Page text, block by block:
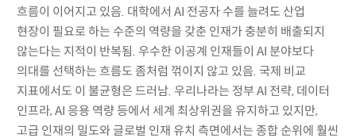
흐름이 이어지고 있음. 대학에서 AI 전공자 수를 늘려도 산업
현장이 필요로 하는 수준의 역량을 갖춘 인재가 충분히 배출되지
않는다는 지적이 반복됨. 우수한 이공계 인재들이 AI 분야보다
의대를 선택하는 흐름도 좀처럼 꺾이지 않고 있음. 국제 비교
지표에서도 이 불균형은 드러남. 우리나라는 정부 AI 전략, 데이터
인프라, AI 응용 역량 등에서 세계 최상위권을 유지하고 있지만,
고급 인재의 밀도와 글로벌 인재 유치 측면에서는 종합 순위에 훨씬